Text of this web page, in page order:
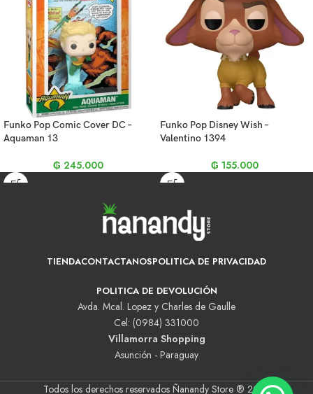
Funko Pop Comic Cover DC –
Aquaman 13
₲ 245.000
Funko Pop Disney Wish –
Valentino 1394
₲ 155.000
TIENDACONTACTANOSPOLITICA DE PRIVACIDAD
POLITICA DE DEVOLUCIÓN
Avda. Mcal. Lopez y Charles de Gaulle
Cel: (0984) 331000
Villamorra Shopping
Asunción - Paraguay
Todos los derechos reservados Ñanandy Store ® 2025